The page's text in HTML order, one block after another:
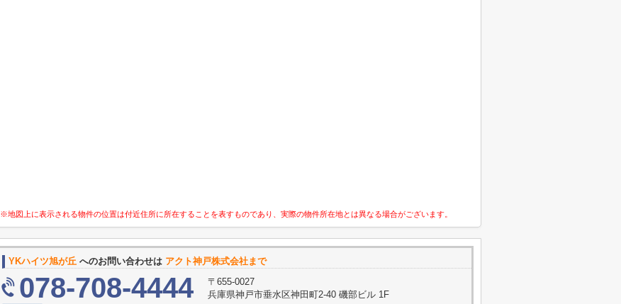
※地図上に表示される物件の位置は付近住所に所在することを表すものであり、実際の物件所在地とは異なる場合がございます。
YKハイツ旭が丘 へのお問い合わせは アクト神戸株式会社まで
078-708-4444
〒655-0027
兵庫県神戸市垂水区神田町2-40 磯部ビル 1F